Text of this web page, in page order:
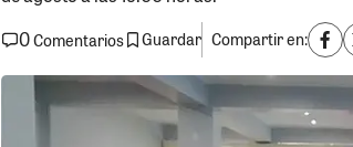
0Comentarios Guardar Compartir en: